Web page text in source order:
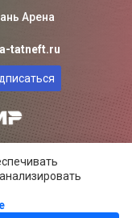
Арена
tatneft.ru